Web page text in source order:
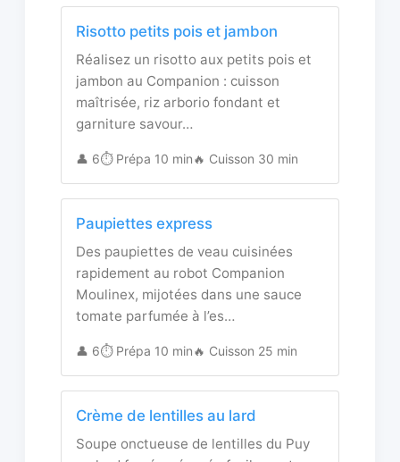
Risotto petits pois et jambon
Réalisez un risotto aux petits pois et
jambon au Companion : cuisson
maîtrisée, riz arborio fondant et
garniture savour…
👤 6⏱️ Prépa 10 min🔥 Cuisson 30 min
Paupiettes express
Des paupiettes de veau cuisinées
rapidement au robot Companion
Moulinex, mijotées dans une sauce
tomate parfumée à l’es…
👤 6⏱️ Prépa 10 min🔥 Cuisson 25 min
Crème de lentilles au lard
Soupe onctueuse de lentilles du Puy